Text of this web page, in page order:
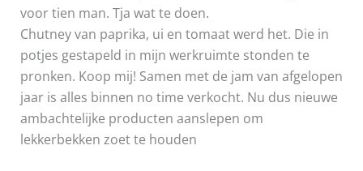
voor tien man. Tja wat te doen.
Chutney van paprika, ui en tomaat werd het. Die in
potjes gestapeld in mijn werkruimte stonden te
pronken. Koop mij! Samen met de jam van afgelopen
jaar is alles binnen no time verkocht. Nu dus nieuwe
ambachtelijke producten aanslepen om
lekkerbekken zoet te houden